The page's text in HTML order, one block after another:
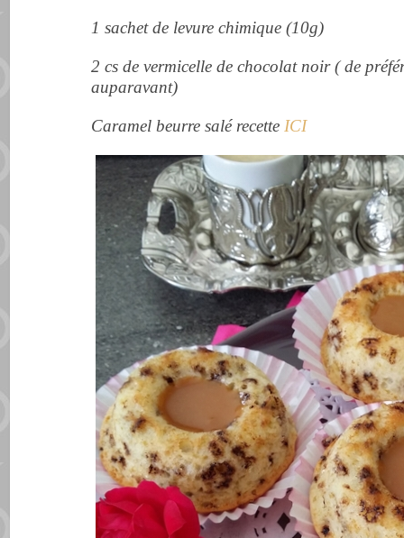
1 sachet de levure chimique (10g)
2 cs de vermicelle de chocolat noir ( de
auparavant)
Caramel beurre salé recetteICI